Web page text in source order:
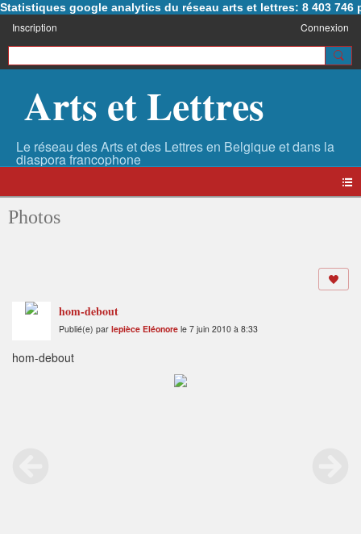
Statistiques google analytics du réseau arts et lettres: 8 403 746
Inscription Connexion
Arts et Lettres
Photos
hom-debout
Publié(e) par lepièce Eléonore le 7 juin 2010 à 8:33
hom-debout